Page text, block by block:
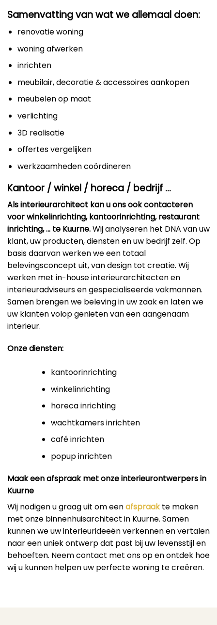
Samenvatting van wat we allemaal doen:
renovatie woning
woning afwerken
inrichten
meubilair, decoratie & accessoires aankopen
meubelen op maat
verlichting
3D realisatie
offertes vergelijken
werkzaamheden coördineren
Kantoor / winkel / horeca / bedrijf …
Als interieurarchitect kan u ons ook contacteren
voor winkelinrichting, kantoorinrichting, restaurant
inrichting, … te Kuurne.Wij analyseren het DNA van uw
klant, uw producten, diensten en uw bedrijf zelf. Op
basis daarvan werken we een totaal
belevingsconcept uit, van design tot creatie. Wij
werken met in-house interieurarchitecten en
interieuradviseurs en gespecialiseerde vakmannen.
Samen brengen we beleving in uw zaak en laten we
uw klanten volop genieten van een aangenaam
interieur.
Onze diensten:
kantoorinrichting
winkelinrichting
horeca inrichting
wachtkamers inrichten
café inrichten
popup inrichten
Maak een afspraak met onze interieurontwerpers in
Kuurne
Wij nodigen u graag uit om eenafspraakte maken
met onze binnenhuisarchitect in Kuurne. Samen
kunnen we uw interieurideeën verkennen en vertalen
naar een uniek ontwerp dat past bij uw levensstijl en
behoeften. Neem contact met ons op en ontdek hoe
wij u kunnen helpen uw perfecte woning te creëren.